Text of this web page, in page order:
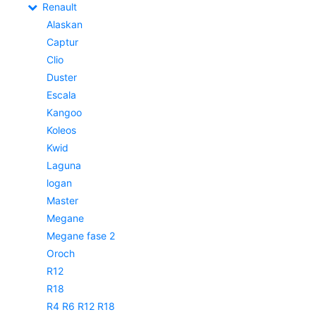
Renault
Alaskan
Captur
Clio
Duster
Escala
Kangoo
Koleos
Kwid
Laguna
logan
Master
Megane
Megane fase 2
Oroch
R12
R18
R4 R6 R12 R18